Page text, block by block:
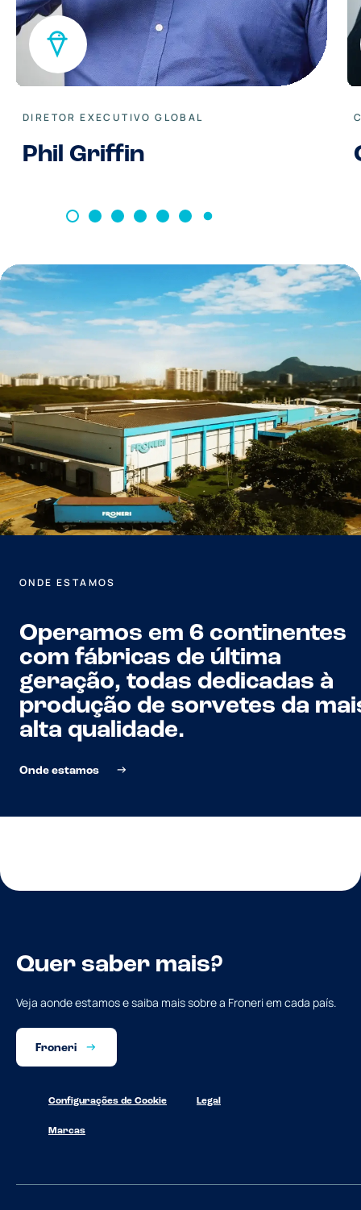
DIRETOR EXECUTIVO GLOBAL
Phil Griffin
ONDE ESTAMOS
Operamos em 6 continentes
com fábricas de última
geração, todas dedicadas à
produção de sorvetes da
alta qualidade.
Onde estamos
Quer saber mais?
Veja aonde estamos e saiba mais sobre a Froneri em cada país.
Froneri
Configurações de Cookie Legal
Marcas